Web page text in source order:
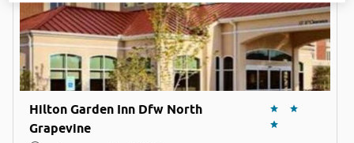
Hilton Garden Inn Dfw North
Grapevine